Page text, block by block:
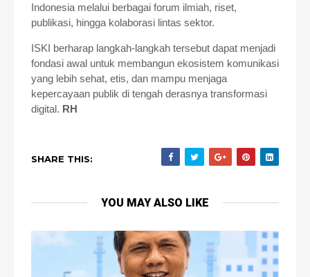
Indonesia melalui berbagai forum ilmiah, riset,
publikasi, hingga kolaborasi lintas sektor.
ISKI berharap langkah-langkah tersebut dapat menjadi
fondasi awal untuk membangun ekosistem komunikasi
yang lebih sehat, etis, dan mampu menjaga
kepercayaan publik di tengah derasnya transformasi
digital. RH
SHARE THIS:
YOU MAY ALSO LIKE